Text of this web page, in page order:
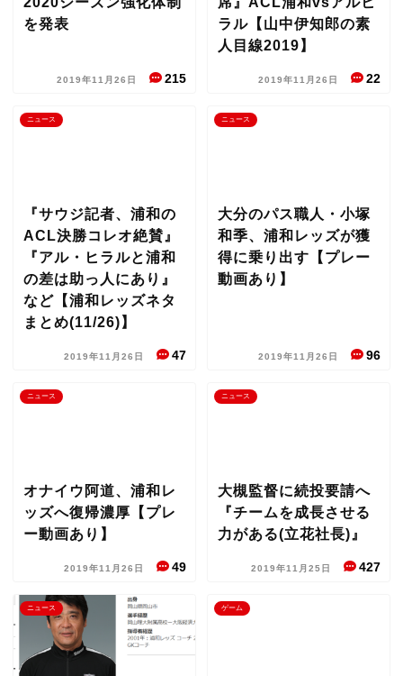
を発表
2019年11月26日 215
ラル【山中伊知郎の素
人目線2019】
2019年11月26日 22
ニュース
『サウジ記者、浦和の
ACL決勝コレオ絶賛』
『アル・ヒラルと浦和
の差は助っ人にあり』
など【浦和レッズネタ
まとめ(11/26)】
2019年11月26日 47
ニュース
大分のパス職人・小塚
和季、浦和レッズが獲
得に乗り出す【プレー
動画あり】
2019年11月26日 96
ニュース
オナイウ阿道、浦和レ
ッズへ復帰濃厚【プレ
ー動画あり】
2019年11月26日 49
ニュース
大槻監督に続投要請へ
『チームを成長させる
力がある(立花社長)』
2019年11月25日 427
ニュース ゲーム